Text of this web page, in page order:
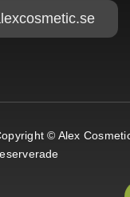
© Alex